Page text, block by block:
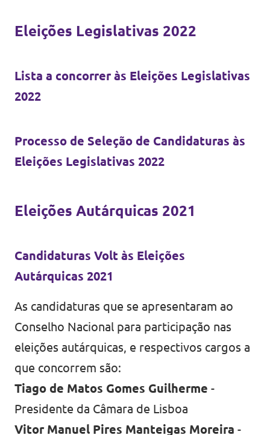
Eleições Legislativas 2022
Lista a concorrer às Eleições Legislativas
2022
Processo de Seleção de Candidaturas às
Eleições Legislativas 2022
Eleições Autárquicas 2021
Candidaturas Volt às Eleições
Autárquicas 2021
As candidaturas que se apresentaram ao
Conselho Nacional para participação nas
eleições autárquicas, e respectivos cargos a
que concorrem são:
Tiago de Matos Gomes Guilherme -
Presidente da Câmara de Lisboa
Vitor Manuel Pires Manteigas Moreira -